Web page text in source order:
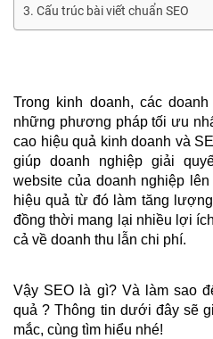
Cấu trúc bài viết chuẩn SEO
Trong kinh doanh, các
những phương pháp tối ưu
cao hiệu quả kinh doanh và
giúp doanh nghiệp giải
website của doanh nghiệp
hiệu quả từ đó làm tăng
đồng thời mang lại nhiều lợi
cả về doanh thu lẫn chi phí.
Vậy SEO là gì? Và làm sao
quả ? Thông tin dưới đây sẽ
mắc, cùng tìm hiểu nhé!